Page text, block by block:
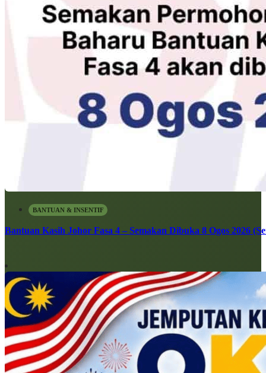
BANTUAN & INSENTIF
Bantuan Kasih Johor Fasa 4 – Semakan Dibuka 8 Ogos 2026